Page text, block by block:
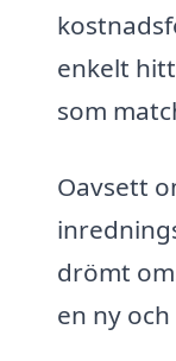
enkelt
som
Oavsett
drömt
en ny